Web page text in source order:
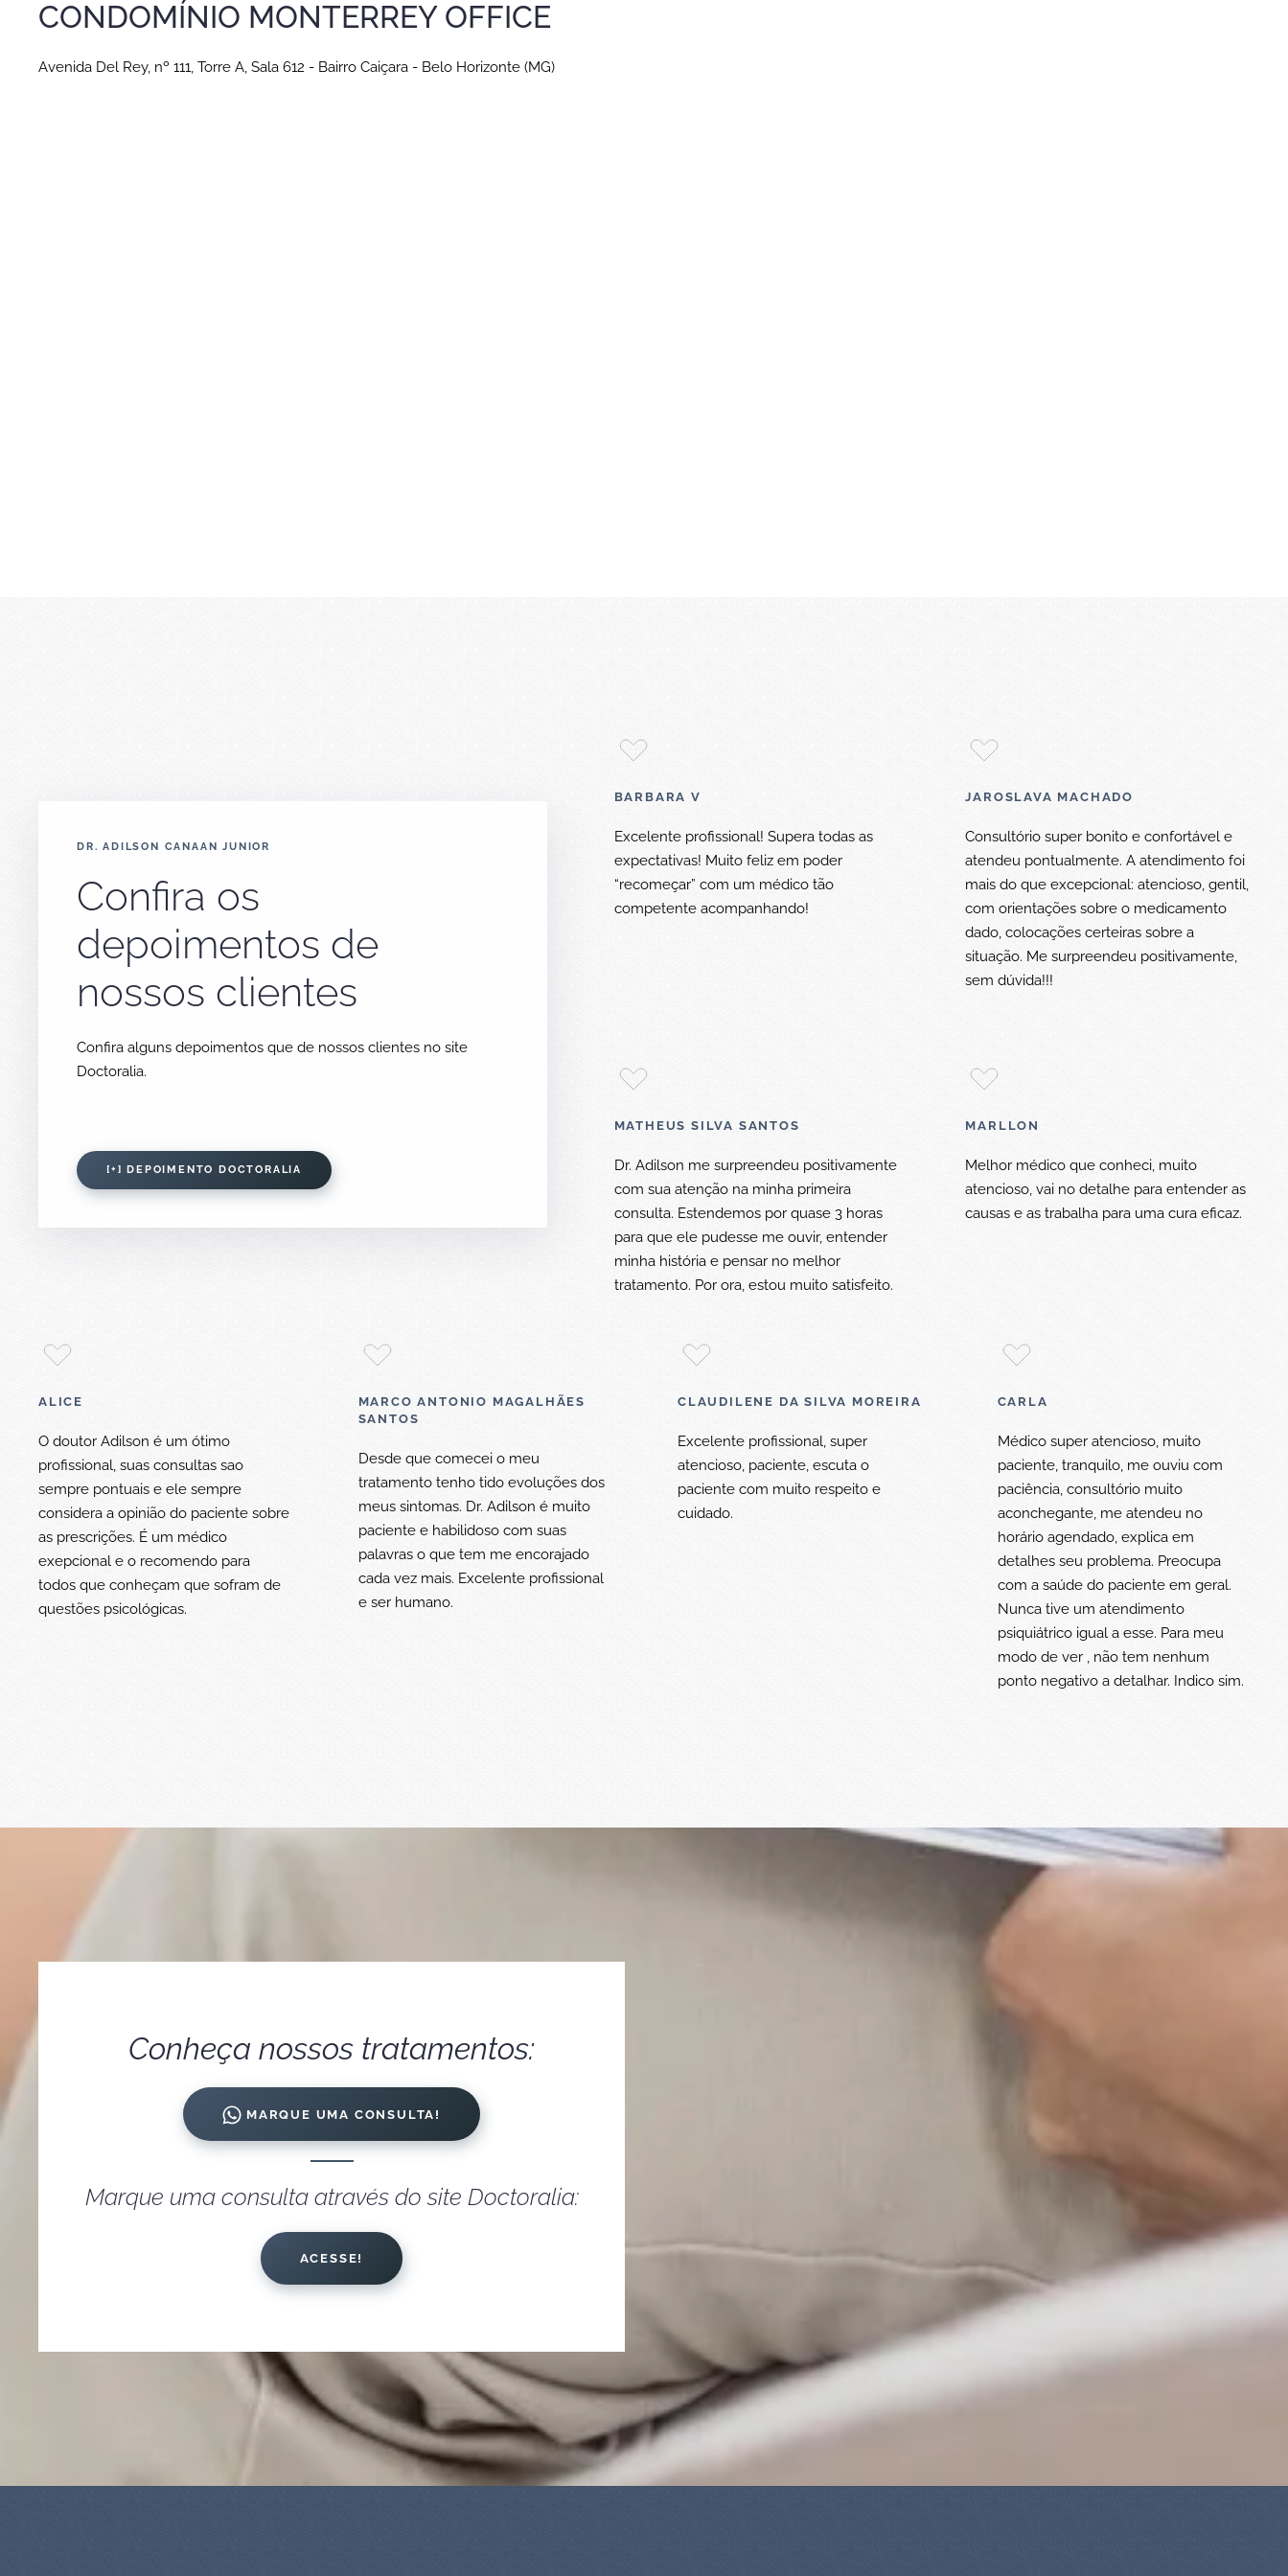
CONDOMÍNIO MONTERREY OFFICE
Avenida Del Rey, nº 111, Torre A, Sala 612 - Bairro Caiçara - Belo Horizonte (MG)
DR. ADILSON CANAAN JUNIOR
Confira os
depoimentos de
nossos clientes
Confira alguns depoimentos que de nossos clientes no site
Doctoralia.
[+] DEPOIMENTO DOCTORALIA
BARBARA V
Excelente profissional! Supera todas as
expectativas! Muito feliz em poder
“recomeçar” com um médico tão
competente acompanhando!
JAROSLAVA MACHADO
Consultório super bonito e confortável e
atendeu pontualmente. A atendimento foi
mais do que excepcional: atencioso, gentil,
com orientações sobre o medicamento
dado, colocações certeiras sobre a
situação. Me surpreendeu positivamente,
sem dúvida!!!
MATHEUS SILVA SANTOS
Dr. Adilson me surpreendeu positivamente
com sua atenção na minha primeira
consulta. Estendemos por quase 3 horas
para que ele pudesse me ouvir, entender
minha história e pensar no melhor
tratamento. Por ora, estou muito satisfeito.
MARLLON
Melhor médico que conheci, muito
atencioso, vai no detalhe para entender as
causas e as trabalha para uma cura eficaz.
ALICE
O doutor Adilson é um ótimo
profissional, suas consultas sao
sempre pontuais e ele sempre
considera a opinião do paciente sobre
as prescrições. É um médico
exepcional e o recomendo para
todos que conheçam que sofram de
questões psicológicas.
MARCO ANTONIO MAGALHÃES
SANTOS
Desde que comecei o meu
tratamento tenho tido evoluções dos
meus sintomas. Dr. Adilson é muito
paciente e habilidoso com suas
palavras o que tem me encorajado
cada vez mais. Excelente profissional
e ser humano.
CLAUDILENE DA SILVA MOREIRA
Excelente profissional, super
atencioso, paciente, escuta o
paciente com muito respeito e
cuidado.
CARLA
Médico super atencioso, muito
paciente, tranquilo, me ouviu com
paciência, consultório muito
aconchegante, me atendeu no
horário agendado, explica em
detalhes seu problema. Preocupa
com a saúde do paciente em geral.
Nunca tive um atendimento
psiquiátrico igual a esse. Para meu
modo de ver , não tem nenhum
ponto negativo a detalhar. Indico sim.
Conheça nossos tratamentos:
MARQUE UMA CONSULTA!
Marque uma consulta através do site Doctoralia:
ACESSE!